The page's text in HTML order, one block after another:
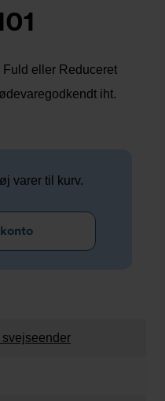
Fuld eller Reduceret
iht.
varer til kurv.